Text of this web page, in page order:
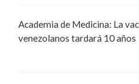
Academia de Medicina: La
venezolanos tardará 10 años